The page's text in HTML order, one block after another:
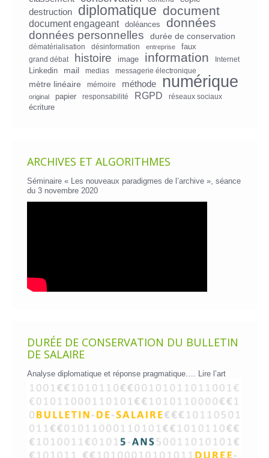
destruction
diplomatique document
document engageant doléances données
données personnelles durée de conservation
dématérialisation désinformation entreprise faux
grand débat histoire image information Internet
Linkedin mail medias messagerie électronique
mètre linéaire mémoire méthode numérique
original papier responsabilité RGPD réseaux sociaux
écriture
ARCHIVES ET ALGORITHMES
Séminaire « Les nouveaux paradigmes de l’archive », séance
du 3 novembre 2020
DURÉE DE CONSERVATION DU BULLETIN
DE SALAIRE
Analyse diplomatique et réponse pragmatique…. Lire l’art